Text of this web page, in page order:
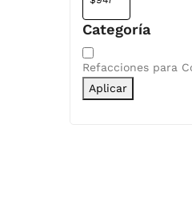
Categoría
Categoría
Refacciones para
Aplicar